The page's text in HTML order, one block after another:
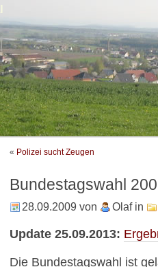
« Polizei sucht Zeugen
Bundestagswahl
28.09.2009 von Olaf in
Update 25.09.2013:
Die Bundestagswahl ist